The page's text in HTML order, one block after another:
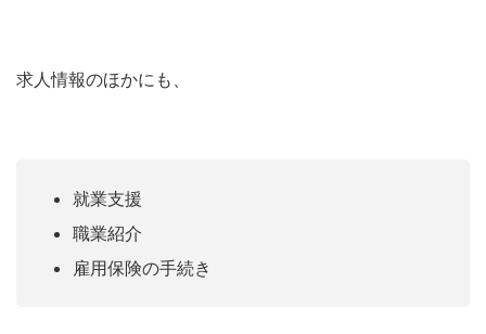
求人情報のほかにも、
就業支援
職業紹介
雇用保険の手続き